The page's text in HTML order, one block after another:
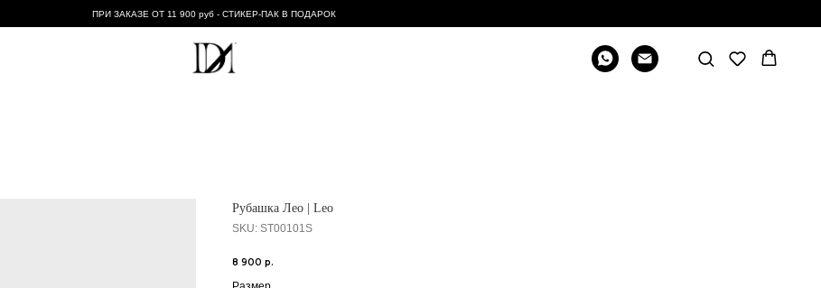
ПРИ ЗАКАЗЕ ОТ 11 900 руб - СТИКЕР-ПАК В ПОДАРОК
Рубашка Лео | Leo
SKU: ST00101S
8 900 р.